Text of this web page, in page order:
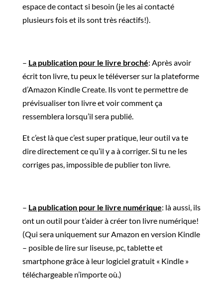
espace de contact si besoin (je les ai contacté
plusieurs fois et ils sont très réactifs!).
– La publication pour le livre broché: Après avoir
écrit ton livre, tu peux le téléverser sur la plateforme
d’Amazon Kindle Create. Ils vont te permettre de
prévisualiser ton livre et voir comment ça
ressemblera lorsqu’il sera publié.
Et c’est là que c’est super pratique, leur outil va te
dire directement ce qu’il y a à corriger. Si tu ne les
corriges pas, impossible de publier ton livre.
– La publication pour le livre numérique: là aussi, ils
ont un outil pour t’aider à créer ton livre numérique!
(Qui sera uniquement sur Amazon en version Kindle
– posible de lire sur liseuse, pc, tablette et
smartphone grâce à leur logiciel gratuit « Kindle »
téléchargeable n’importe où.)